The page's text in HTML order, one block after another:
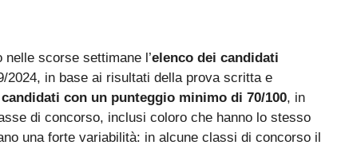
scorse settimane l’elenco dei candidati
2024, in base ai risultati della prova scritta e
candidati con un punteggio minimo di 70/100, in
di concorso, inclusi coloro che hanno lo stesso
una forte variabilità: in alcune classi di concorso il